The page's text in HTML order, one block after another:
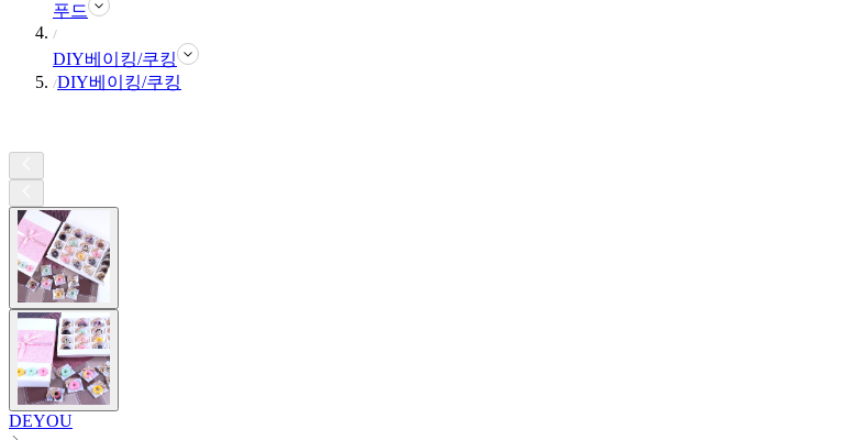
푸드
DIY베이킹/쿠킹
DIY베이킹/쿠킹
DEYOU